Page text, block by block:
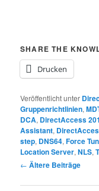
SHARE THE
Drucken
Veröffentlicht unter
Gruppenrichtlinien,
DCA, DirectAccess
Assistant,
step, DNS64,Force
Location Server,NLS,
Beitragsnavigation
← Ältere Beiträge